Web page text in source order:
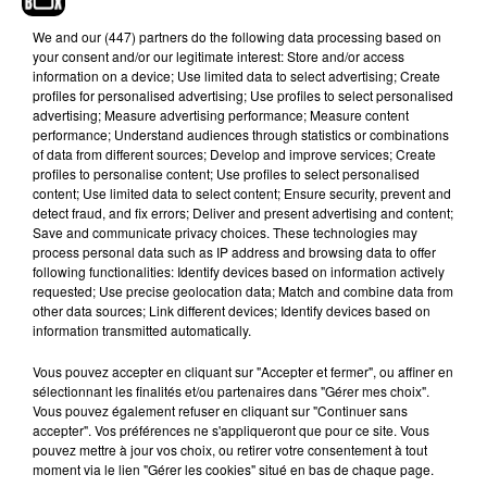
Rohff a décidé de se consacrer au tournage d’un
clip. Il y a quelques jours, il a été aperçu à
Marseille. Des vidéos de ce tournage dans les
quartiers nord circulent sur Twittter. Mieux, un
extrait de ce fameux clip a également fuité. Il
s’agirait du clip du morceau « 9 + 4 = 13 », un
morceau qui se trouve sur son dernier album
« Surnaturel », un album sorti en 2018. A noter, sur
la vidéo du tournage, on peut voirRohffen
compagnie de Guirri Mafia qui apparait en
featuring sur ce titre. Il ne reste donc maintenant
plus qu’à attende le mise en ligne de l’intégralité
proche.
C etais le feu hierpic.twitter.com/vkv8Gi1oo0
— Le Frenchyy �xÈ�xÈ�x�
(@MehDerbouka) February 2, 2020
We and our (447) partnersdo the following data processing based on
your consent and/or our legitimate interest: Store and/or access
information on a device; Use limited data to select advertising; Create
profiles for personalised advertising; Use profiles to select personalised
advertising; Measure advertising performance; Measure content
performance; Understand audiences through statistics or combinations
of data from different sources; Develop and improve services; Create
profiles to personalise content; Use profiles to select personalised
content; Use limited data to select content; Ensure security, prevent and
detect fraud, and fix errors; Deliver and present advertising and content;
Save and communicate privacy choices. These technologies may
process personal data such as IP address and browsing data to offer
following functionalities: Identify devices based on information actively
requested; Use precise geolocation data; Match and combine data from
other data sources; Link different devices; Identify devices based on
information transmitted automatically.
Vous pouvez accepter en cliquant sur "Accepter et fermer", ou affiner en
sélectionnant les finalités et/ou partenaires dans "Gérer mes choix".
Vous pouvez également refuser en cliquant sur "Continuer sans
accepter". Vos préférences ne s'appliqueront que pour ce site. Vous
pouvez mettre à jour vos choix, ou retirer votre consentement à tout
moment via le lien "Gérer les cookies" situé en bas de chaque page.